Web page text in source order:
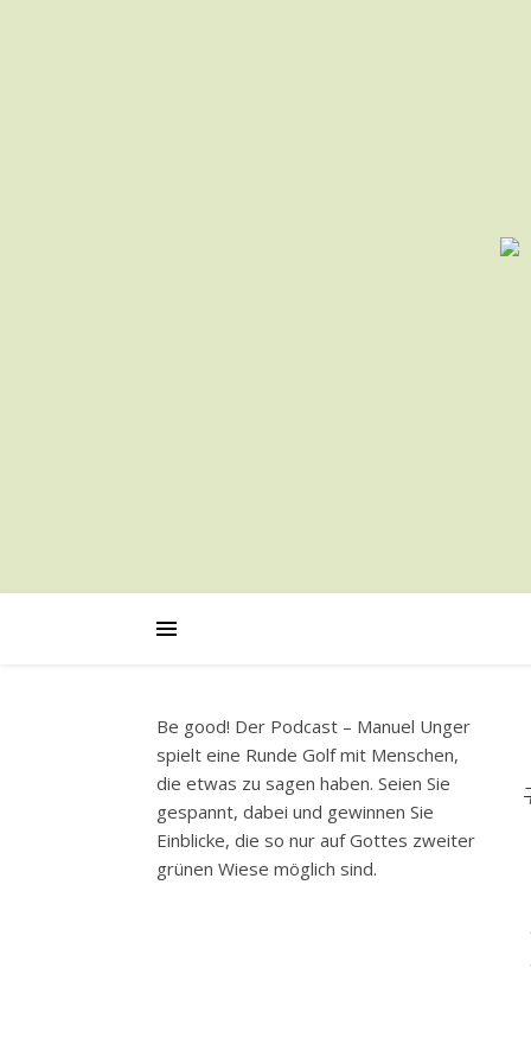
Be good! Der Podcast – Manuel Unger
spielt eine Runde Golf mit Menschen,
die etwas zu sagen haben. Seien Sie
gespannt, dabei und gewinnen Sie
Einblicke, die so nur auf Gottes zweiter
grünen Wiese möglich sind.